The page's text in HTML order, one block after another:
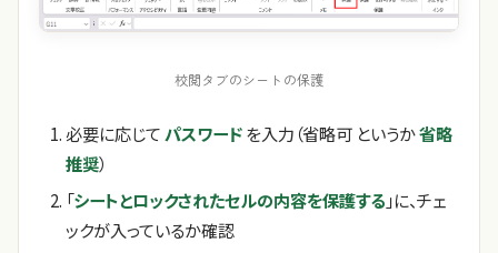
校閲タブのシートの保護
必要に応じて パスワードを入力（省略可 というか省略
推奨）
「シートとロックされたセルの内容を保護する 」に、チェ
ックが入っているか確認